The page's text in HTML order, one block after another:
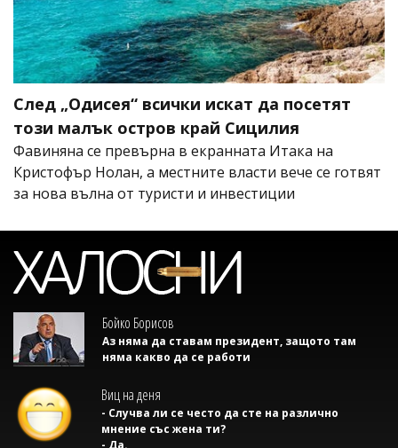
След „Одисея“ всички искат да посетят
този малък остров край Сицилия
Фавиняна се превърна в екранната Итака на
Кристофър Нолан, а местните власти вече се готвят
за нова вълна от туристи и инвестиции
Бойко Борисов
Аз няма да ставам президент, защото там
няма какво да се работи
Виц на деня
- Случва ли се често да сте на различно
мнение със жена ти?
- Да.